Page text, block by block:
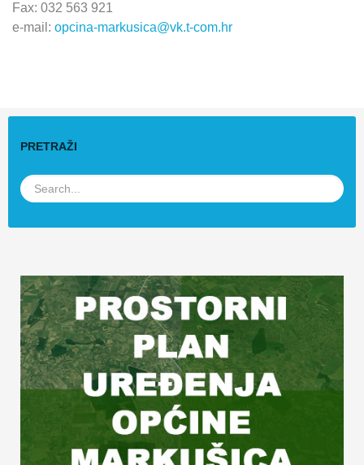
Fax: 032 563 921
e-mail: opcina-markusica@vk.t-com.hr
PRETRAŽI